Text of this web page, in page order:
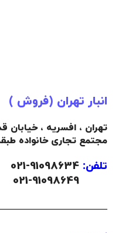
انبار تهران (فروش )
تهران ، افسریه ، خیابان
مجتمع تجاری خانواده طبقه
تلفن: